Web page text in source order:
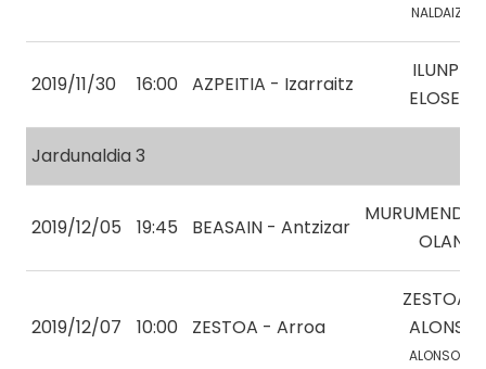
NALDAIZ, X.
2019/11/30 16:00 AZPEITIA - Izarraitz
ILUNPE-
ELOSEGI
Jardunaldia 3
2019/12/05 19:45 BEASAIN - Antzizar
MURUMENDI-
OLANO
2019/12/07 10:00 ZESTOA - Arroa
ZESTOA-
ALONSO
ALONSO, O.